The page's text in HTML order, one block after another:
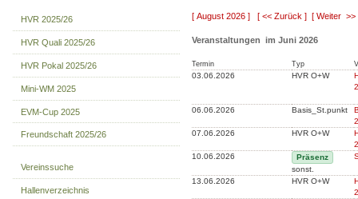
HVR 2025/26
HVR Quali 2025/26
HVR Pokal 2025/26
Mini-WM 2025
EVM-Cup 2025
Freundschaft 2025/26
Vereinssuche
Hallenverzeichnis
[ August 2026 ] [ << Zurück ] [ Weiter >>
Veranstaltungen im Juni 2026
Termin Typ
03.06.2026 HVR O+W
06.06.2026 Basis_St.punkt
07.06.2026
HVR O+W
10.06.2026
Präsenz
sonst.
13.06.2026 HVR O+W